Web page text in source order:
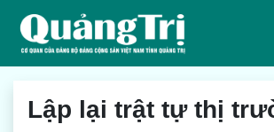
Lập lại trật tự thị